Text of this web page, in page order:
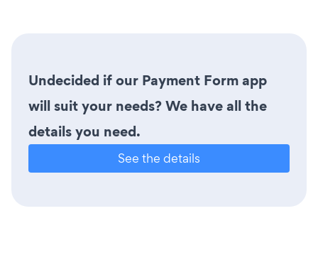
Undecided if our Payment Form app
will suit your needs? We have all the
details you need.
See the details